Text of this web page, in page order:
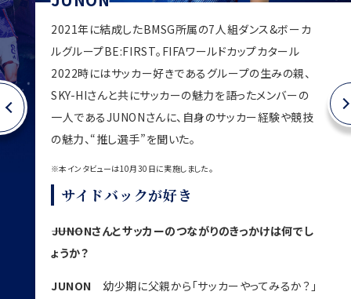
表
た
※インタビューは11月2日にオンラインで
アップデートが大切
0
ン
0
表
ン
た。
※本インタビューは11月7日にオンラインで実施しまし
細かい感覚はかなり変わ
在
ン
の
え
す
谷口
2021年に結成したBMSG所属の7人組ダンス&ボーカ
ルグループBE:FIRST。FIFAワールドカップカタール
2022時にはサッカー好きであるグループの生みの親、
SKY-HIさんと共にサッカーの魅力を語ったメンバーの
一人であるJUNONさんに、自身のサッカー経験や競技
の魅力、“推し選手”を聞いた。
※本インタビューは10月30日に実施しました。
サイドバックが好き
―――JUNONさんとサッカーのつながりのきっかけは何でし
ょうか？
JUNON 幼少期に父親から「サッカーやってみるか？」
人口：5127万人（2019年、ミャンマー入国管
理・人口省発表）
首都：ネピドー
言語：ミャンマー語（公用語）、シャン語、カレン
語など
出典：外務省ホームページ
対戦国コラム
日本サッカー協会
設立：1921年
FIFA加盟：1929年
FIFAランキング：18位（2023年10月26日発
表）
スタッフ
コーチ：名波浩
コーチ：齊藤俊秀
コーチ：前田遼一
GKコーチ：下田崇
ミャンマーサッカー連盟
設立：1947年
FIFA加盟：1952年
FIFAランキング：158位
（2023年10月26日発表）
スタッフ
監督：ミヒャエル・ファイヒテンバイナー
選手
GK
#1 サン・サッ・ナイン
MAP SCHEDULE EVENT
［観戦ルール/マナーはこちら］
スタジアムMAP
JFA 国際試合 特設ページ 一覧｜大会・試合｜日本サッカー協会
過去のオフィシャルプログラムの購入